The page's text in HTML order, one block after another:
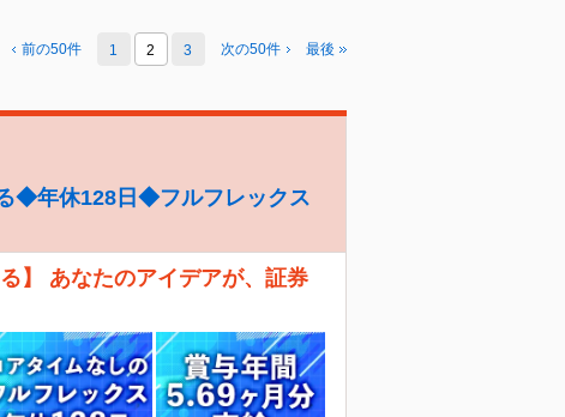
前の50件 1 2 3 次の50件 最後
◆年休128日◆フルフレックス
】 あなたのアイデアが、証券